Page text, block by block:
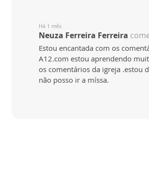
Há 1 mês
Neuza Ferreira Ferreira
Estou encantada com os
A12.com estou aprendendo
os comentários da igreja .estou
não posso ir a míssa.